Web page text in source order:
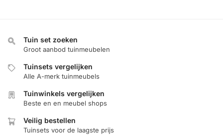
Tuin set zoeken
Groot aanbod tuinmeubelen
Tuinsets vergelijken
Alle A-merk tuinmeubels
Tuinwinkels vergelijken
Beste en en meubel shops
Veilig bestellen
Tuinsets voor de laagste prijs